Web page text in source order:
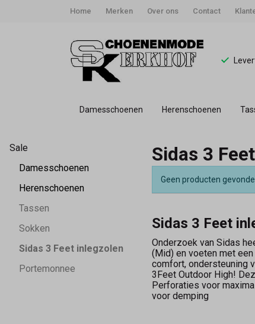
Home Merken Over ons Contact
Damesschoenen Herenschoenen
Sidas
Feet
inlegzolen
Schoenmode
Sale
Damesschoenen
Herenschoenen
Tassen
Sokken
Sidas 3 Feet inlegzolen
Portemonnee
Sidas 3
Geen producten
Sidas 3 Feet
Onderzoek van Sidas
(Mid) en voeten met
comfort, ondersteuning
3Feet Outdoor High!
Perforaties voor
voor demping